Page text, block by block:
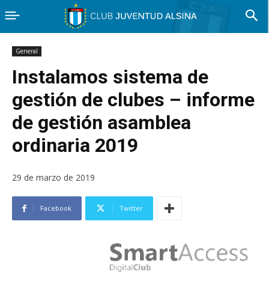
General
Instalamos sistema de
gestión de clubes – informe
de gestión asamblea
ordinaria 2019
29 de marzo de 2019
Facebook Twitter